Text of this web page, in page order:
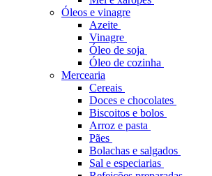
Óleos e vinagre
Azeite
Vinagre
Óleo de soja
Óleo de cozinha
Mercearia
Cereais
Doces e chocolates
Biscoitos e bolos
Arroz e pasta
Pães
Bolachas e salgados
Sal e especiarias